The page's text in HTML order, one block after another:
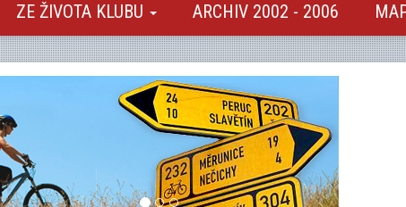
ZE ŽIVOTA KLUBU ARCHIV 2002 - 2006